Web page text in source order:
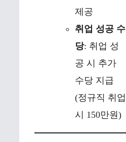
제공
취업 성공 수
당: 취업 성
공 시 추가
수당 지급
(정규직 취업
시 150만원)